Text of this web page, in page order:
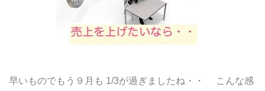
早いものでもう９月も 1/3が過ぎましたね・・ こんな感